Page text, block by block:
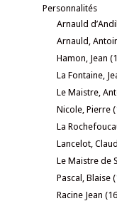
Personnalités
Arnauld
Arnauld,
Hamon, Jean
La Fontaine,
Le Maistre,
Nicole, Pierre
La
Lancelot,
Le Maistre de
Pascal, Blaise
Racine Jean